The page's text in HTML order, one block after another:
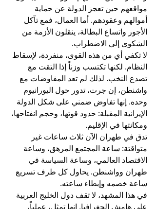
مواقعهم حين تعجز الدولة عن حماية
أموالهم وعقودهم. أما العمال، فمع تآكل
الأجور واتساع البطالة، ينقلون الأزمة من
الشكوى إلى الاضطراب.
لا تكفي أي من هذه القوى، منفردة، لإسقاط
النظام. لكنها تكتسب وزناً إذا التقت مع
تصدع النخب. لذلك لم تعد المفاوضات مع
واشنطن، إن جرت، تدور حول اليورانيوم
وحده. إنها تفاوض ضمني على شكل الدولة
الإيرانية المقبلة: حدود قوتها، وحجم انفتاحها،
ومكانتها في الإقليم.
تدق في طهران الآن ثلاث ساعات غير
متواقتة: ساعة المجتمع المرهق، وساعة
الاقتصاد العالمي، وساعة السياسة في
طهران وواشنطن. يحاول كل طرف تسريع
ساعة خصمه وإبطاء ساعته.
في هذا المشهد، لا تقف دول الخليج العربية
على هامش الجغرافيا. إنها تمثل، عملياً،